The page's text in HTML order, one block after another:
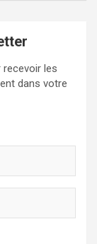
les
dans votre